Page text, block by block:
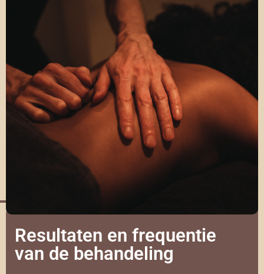
Resultaten en frequentie
van de behandeling